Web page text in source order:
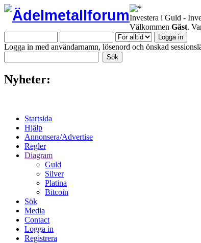
Investera i Guld -
Välkommen Gäst.
Logga in med användarnamn, lösenord och önskad
Nyheter:
Startsida
Hjälp
Annonsera/Advertise
Regler
Diagram
Guld
Silver
Platina
Bitcoin
Sök
Media
Contact
Logga in
Registrera